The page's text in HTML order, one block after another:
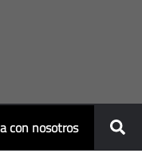
con nosotros